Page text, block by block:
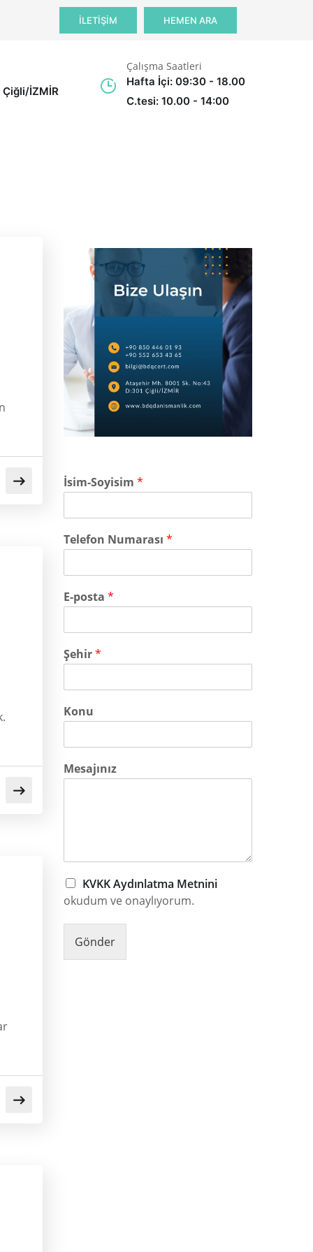
İLETİŞİM HEMEN ARA
Çiğli/İZMİR
Çalışma Saatleri
Hafta İçi: 09:30 - 18.00
C.tesi: 10.00 - 14:00
İsim-Soyisim *
Telefon Numarası *
E-posta *
Şehir*
Konu
Mesajınız
KVKK Aydınlatma Metnini
okudum ve onaylıyorum.
Gönder